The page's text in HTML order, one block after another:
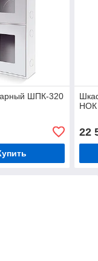
ШПК-320
НОК
22